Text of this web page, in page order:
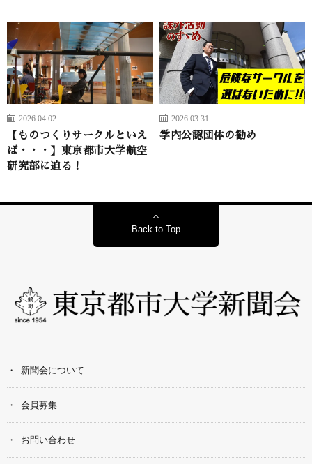
2026.04.02
【ものつくりサークルといえ
ば・・・】東京都市大学航空
研究部に迫る！
2026.03.31
学内公認団体の勧め
Back to Top
新聞会について
会員募集
お問い合わせ